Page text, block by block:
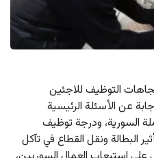
التوظيف للاجئين
عن الأسئلة الرئيسية
السورية، ودرجة توظيف
البطالة ونقل القطاع في تآكل